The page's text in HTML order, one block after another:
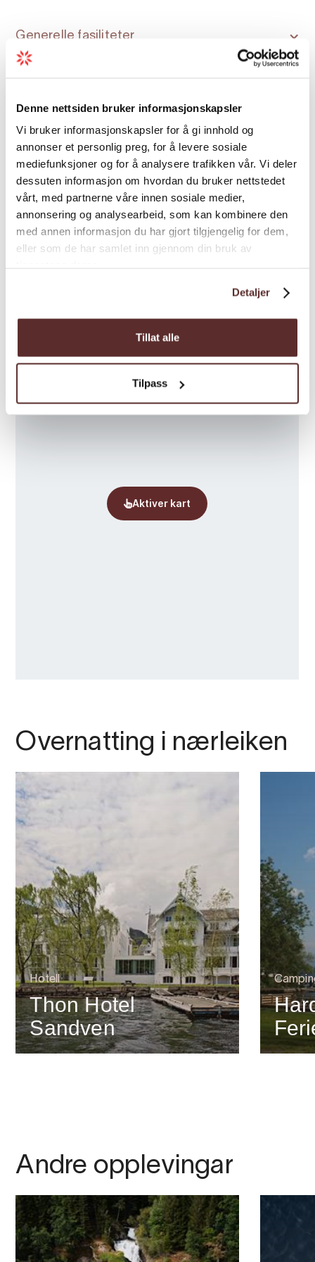
Denne nettsiden bruker informasjonskapsler
Vi bruker informasjonskapsler for å gi innhold og
annonser et personlig preg, for å levere sosiale
mediefunksjoner og for å analysere trafikken vår. Vi deler
dessuten informasjon om hvordan du bruker nettstedet
vårt, med partnerne våre innen sosiale medier,
annonsering og analysearbeid, som kan kombinere den
med annen informasjon du har gjort tilgjengelig for dem,
eller som de har samlet inn gjennom din bruk av
Detaljer
Tillat alle
Tilpass
komfort heile året. Båten har salsete i to
rekkjer og tek opp til 12 gjester.
Generelle fasiliteter
Spesial
Språk
Overnatting i nærleiken
Hotell
Thon Hotel
Sandven
Andre opplevingar